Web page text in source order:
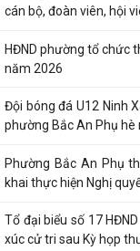
cán bộ, đoàn viên, hội
HĐND phường tổ chức
năm 2026
Đội bóng đá U12 Ninh
phường Bắc An Phụ hè
Phường Bắc An Phụ
khai thực hiện Nghị
Tổ đại biểu số 17
xúc cử tri sau Kỳ họp